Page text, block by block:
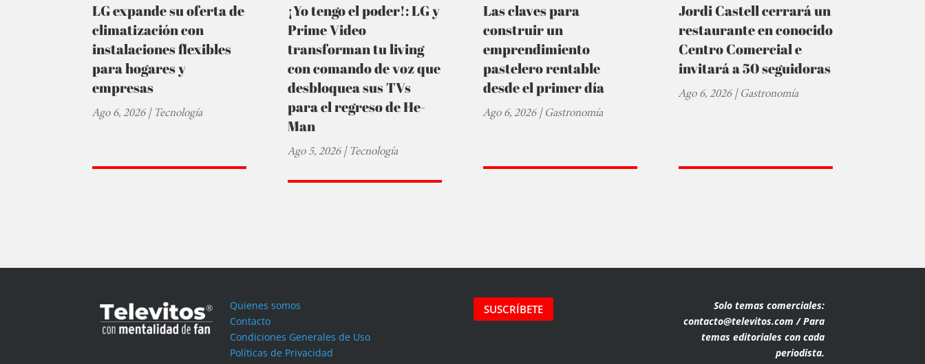
LG expande su oferta de
climatización con
instalaciones flexibles
para hogares y
empresas
Ago 6, 2026|Tecnología
¡Yo tengo el poder!: LG y
Prime Video
transforman tu living
con comando de voz que
desbloquea sus TVs
para el regreso de He-
Man
Ago 5, 2026|Tecnología
Las claves para
construir un
emprendimiento
pastelero rentable
desde el primer día
Ago 6, 2026|Gastronomía
Jordi Castell cerrará un
restaurante en conocido
Centro Comercial e
invitará a 50 seguidoras
Ago 6, 2026|Gastronomía
Quienes somos
Contacto
Condiciones Generales de Uso
Políticas de Privacidad
SUSCRÍBETE
Solo temas comerciales:
contacto@televitos.com / Para
temas editoriales con cada
periodista.